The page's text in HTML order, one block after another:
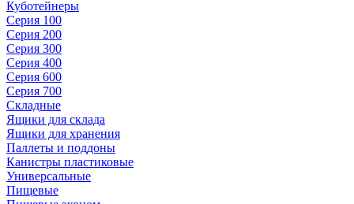
Куботейнеры
Серия 100
Серия 200
Серия 300
Серия 400
Серия 600
Серия 700
Складные
Ящики для склада
Ящики для хранения
Паллеты и поддоны
Канистры пластиковые
Универсальные
Пищевые